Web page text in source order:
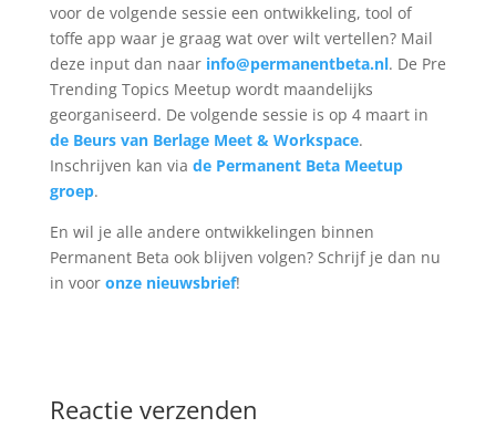
voor de volgende sessie een ontwikkeling, tool of
toffe app waar je graag wat over wilt vertellen? Mail
deze input dan naar info@permanentbeta.nl. De Pre
Trending Topics Meetup wordt maandelijks
georganiseerd. De volgende sessie is op 4 maart in
de Beurs van Berlage Meet & Workspace.
Inschrijven kan via de Permanent Beta Meetup
groep.
En wil je alle andere ontwikkelingen binnen
Permanent Beta ook blijven volgen? Schrijf je dan nu
in voor onze nieuwsbrief!
Reactie verzenden